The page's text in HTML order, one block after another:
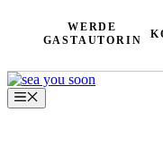
springen
WERDE
GASTAUTORIN
Menü